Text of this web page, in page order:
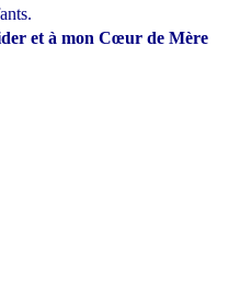
et à mon Cœur de Mère